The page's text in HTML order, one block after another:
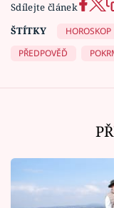
Sdílejte článek
ŠTÍTKY
HOROSKOP
PŘEDPOVĚĎ